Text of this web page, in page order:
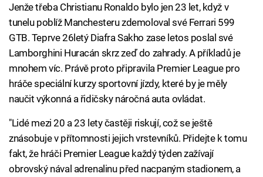
Jenže třeba Christianu Ronaldo bylo jen 23 let, když v
tunelu poblíž Manchesteru zdemoloval své Ferrari 599
GTB. Teprve 26letý Diafra Sakho zase letos poslal své
Lamborghini Huracán skrz zeď do zahrady. A příkladů je
mnohem víc. Právě proto připravila Premier League pro
hráče speciální kurzy sportovní jízdy, které by je měly
naučit výkonná a řidičsky náročná auta ovládat.
"Lidé mezi 20 a 23 lety častěji riskují, což se ještě
znásobuje v přítomnosti jejich vrstevníků. Přidejte k tomu
fakt, že hráči Premier League každý týden zažívají
obrovský nával adrenalinu před nacpaným stadionem, a